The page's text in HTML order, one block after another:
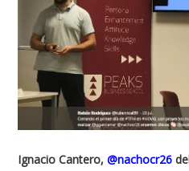
Ignacio Cantero,@nachocr26